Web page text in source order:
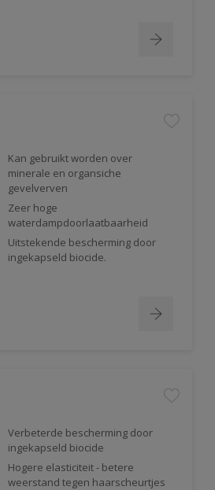
Kan gebruikt worden over
minerale en organsiche
gevelverven
Zeer hoge
waterdampdoorlaatbaarheid
Uitstekende bescherming door
ingekapseld biocide.
Verbeterde bescherming door
ingekapseld biocide
Hogere elasticiteit - betere
weerstand tegen haarscheurtjes